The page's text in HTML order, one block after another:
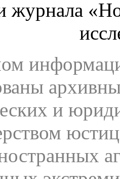
журнала
и